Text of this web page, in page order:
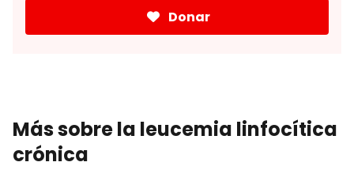
Donar
Más sobre la leucemia linfocítica
crónica